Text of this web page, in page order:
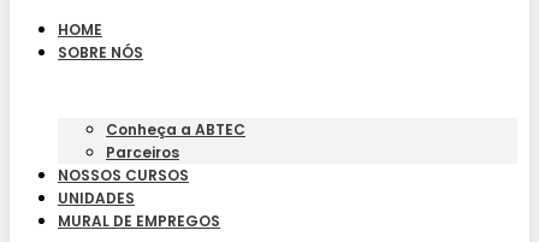
HOME
SOBRE NÓS
Conheça a ABTEC
Parceiros
NOSSOS CURSOS
UNIDADES
MURAL DE EMPREGOS